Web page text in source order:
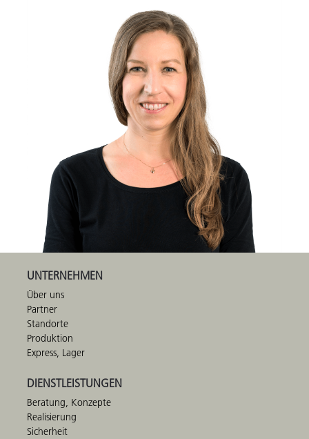
UNTERNEHMEN
Über uns
Partner
Standorte
Produktion
Express, Lager
DIENSTLEISTUNGEN
Beratung, Konzepte
Realisierung
Sicherheit